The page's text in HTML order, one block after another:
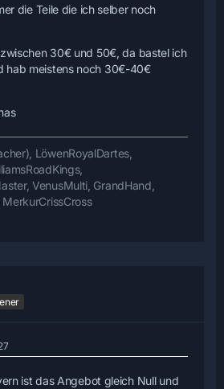
die Teile die ich selber noch
30€ und 50€, da bastel ich
hab meistens noch 30€-40€
LöwenRoyalDartes,
VenusMulti, GrandHand,
ist das Angebot gleich Null und